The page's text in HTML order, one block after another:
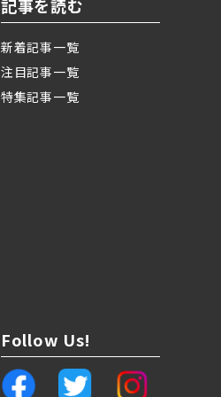
記事を読む
新着記事一覧
注目記事一覧
特集記事一覧
Follow Us!